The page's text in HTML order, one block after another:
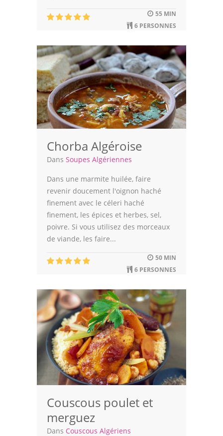
55 MIN
6 PERSONNES
Chorba Algéroise
Dans Soupes Algériennes
Dans une marmite huilée, faire
revenir doucement l'oignon haché
finement avec le céleri haché
finement, les épices et herbes, sel,
poivre. Si vous utilisez des morceaux
de viande, les faire...
50 MIN
6 PERSONNES
Couscous poulet et
merguez
Dans Couscous Algériens